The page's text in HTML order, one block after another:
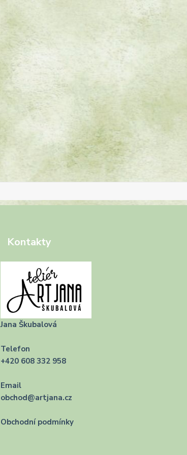
Kontakty
Jana Škubalová
Telefon
+420 608 332 958
Email
obchod@artjana.cz
Obchodní podmínky